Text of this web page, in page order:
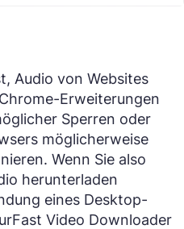
Audio von Websites
Erweiterungen
Sperren oder
möglicherweise
Wenn Sie also
herunterladen
eines Desktop-
Video Downloader